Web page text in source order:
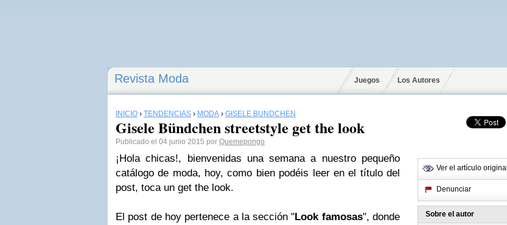
Revista Moda Juegos Los Autores
INICIO › TENDENCIAS › MODA › GISELE BÜNDCHEN
Gisele Bündchen streetstyle get the look
Publicado el 04 junio 2015 por Quemepongo
¡Hola chicas!, bienvenidas una semana a nuestro pequeño
catálogo de moda, hoy, como bien podéis leer en el título del
post, toca un get the look.
El post de hoy pertenece a la sección "Look famosas", donde
Ver el artículo original
Denunciar
Sobre el autor